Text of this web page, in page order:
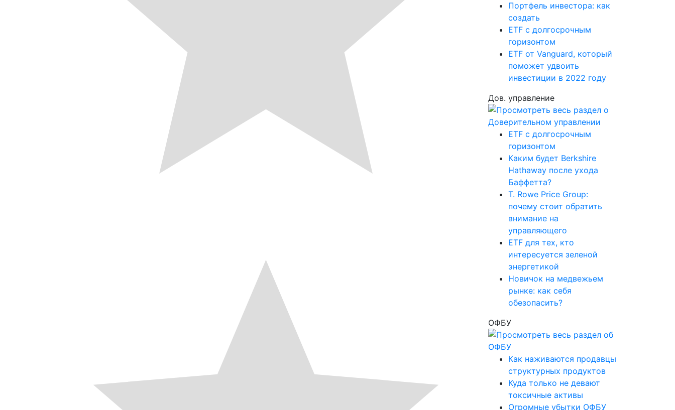
Портфель инвестора: как
создать
ETF с долгосрочным
горизонтом
ETF от Vanguard, который
поможет удвоить
инвестиции в 2022 году
Дов. управление
ETF с долгосрочным
горизонтом
Каким будет Berkshire
Hathaway после ухода
Баффетта?
T. Rowe Price Group:
почему стоит обратить
внимание на
управляющего
ETF для тех, кто
интересуется зеленой
энергетикой
Новичок на медвежьем
рынке: как себя
обезопасить?
ОФБУ
Как наживаются продавцы
структурных продуктов
Куда только не девают
токсичные активы
Огромные убытки ОФБУ